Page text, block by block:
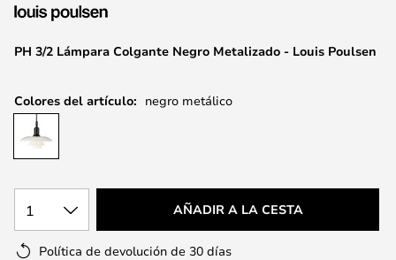
galería
imágenes
PH 3/2 Lámpara Colgante Negro Metalizado - Louis Poulsen
Colores del artículo: negro metálico
1 AÑADIR A LA CESTA
Política de devolución de 30 días